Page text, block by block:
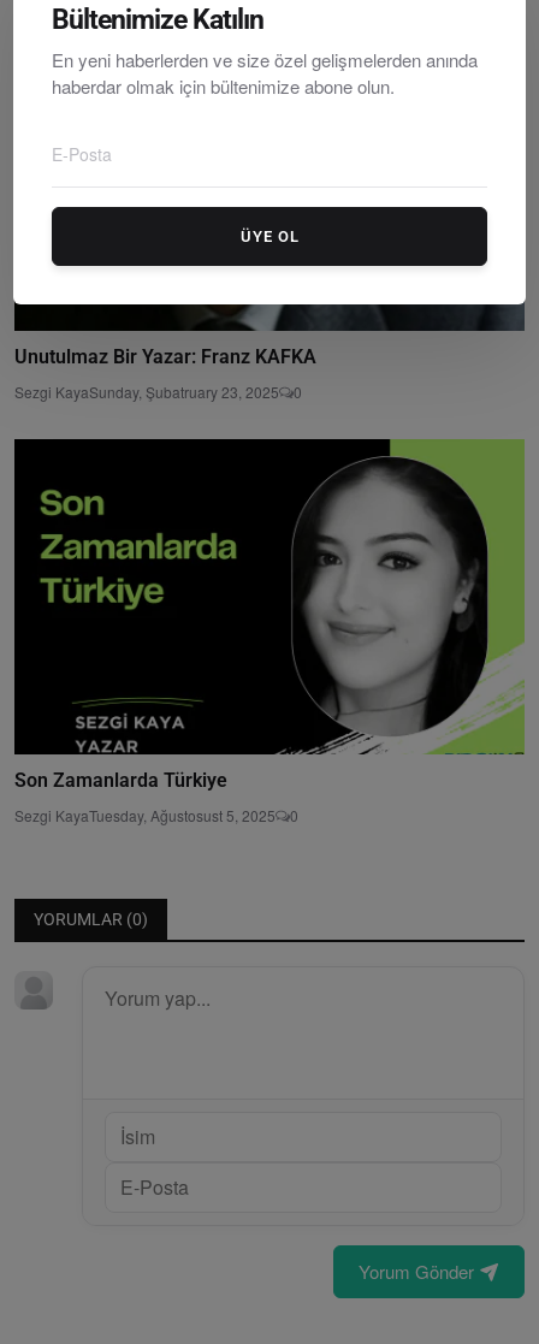
Unutulmaz Bir Yazar: Franz KAFKA
Sezgi KayaSunday, Şubatruary 23, 2025 0
Son Zamanlarda Türkiye
Sezgi KayaTuesday, Ağustosust 5, 2025 0
YORUMLAR (0)
Yorum Gönder
Bültenimize Katılın
En yeni haberlerden ve size özel gelişmelerden anında
haberdar olmak için bültenimize abone olun.
ÜYE OL